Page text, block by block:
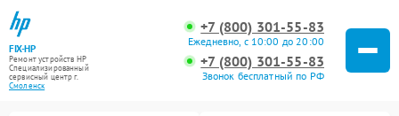
FIX-HP
Ремонт устройств HP
Специализированный
cервисный центр г.
Смоленск
+7 (800) 301-55-83
Ежедневно, с 10:00 до 20:00
+7 (800) 301-55-83
Звонок бесплатный по РФ